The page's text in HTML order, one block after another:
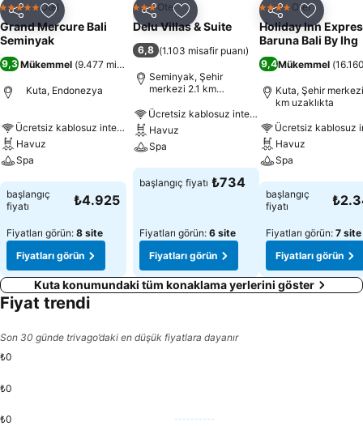
Paylaş Favorilerime ekle
5 Yıldız Otel
Grand Mercure Bali
Seminyak
9,3 Mükemmel (9.477 misafir puanı
Kuta, Endonezya
Ücretsiz kablosuz internet
Havuz
Spa
Fiyatları görün
başlangıç
fiyatı
₺4.925
Fiyatları görün: 8 site
Fiyatları görün
Paylaş Favorilerime ekle
3 YıldızOtel
Delu Villas & Suite
6,8 (1.103 misafir puanı)
Seminyak, Şehir
merkezi 2.1 km
Ücretsiz kablosuz internet
Havuz
Spa
Fiyatları görün
başlangıç fiyatı ₺734
Fiyatları görün: 6 site
Fiyatları görün
Paylaş
4 Yıldız Otel
Holiday Inn
Baruna Bali By Ihg
9,4Mükemmel (
Kuta, Şehir
km uzaklıkta
Havuz
Spa
Fiyatları görün
başlangıç
fiyatı
Fiyatları görün: 7 site
Fiyatları görün
Kuta konumundaki tüm konaklama yerlerini göster
Fiyat trendi
Son 30 günde trivago’daki en düşük fiyatlara dayanır
₺0
₺0
₺0